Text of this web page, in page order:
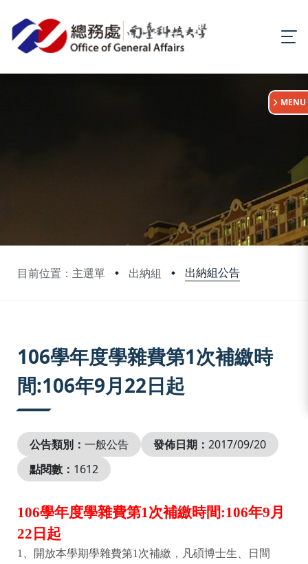
目前位置：主選單 出納組 出納組公告
:::
MENU
106學年度學雜費第1次補繳時
間:106年9月22日起
公告類別： 一般公告 發佈日期： 2017/09/20
點閱數： 1612
106學年度學雜費第1次補繳時間:106年9月
22 日起
1 、開放本學期學雜費第1 次補繳，凡碩博士生、日間